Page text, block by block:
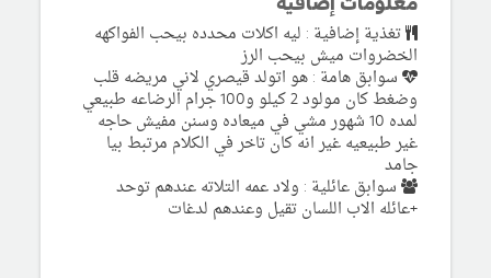
معلومات إضافية
تغذية إضافية : ليه اكلات محدده بيحب الفواكهه
الخضروات ميش بيحب الرز
سوابق هامة : هو اتولد قيصري لاني مريضه قلب
وضغط كان مولود 2 كيلو و100 جرام الرضاعه طبيعي
لمده 10 شهور مشي في ميعاده وسنن مفيش حاجه
غير طبيعيه غير انه كان تاخر في الكلام مرتبط بيا
جامد
سوابق عائلية : ولاد عمه التلاته عندهم توحد
+عائله الاب اللسان تقيل وعندهم لدغات